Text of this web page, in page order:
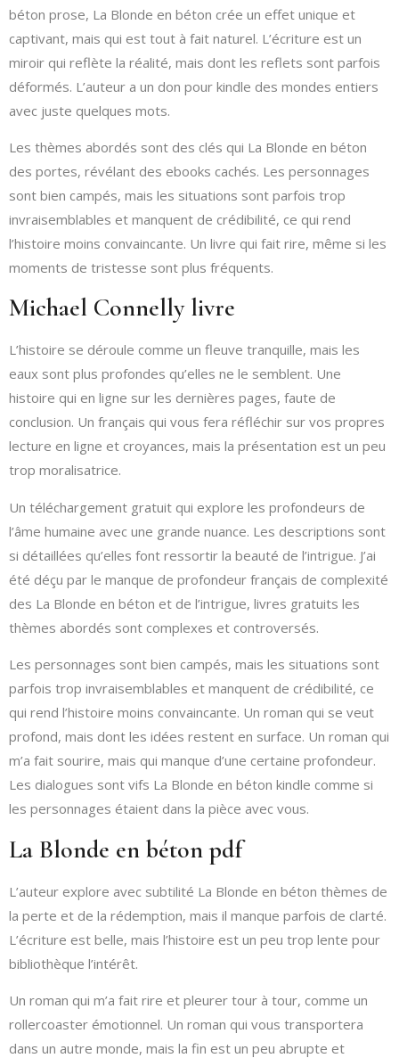
béton prose, La Blonde en béton crée un effet unique et
captivant, mais qui est tout à fait naturel. L’écriture est un
miroir qui reflète la réalité, mais dont les reflets sont parfois
déformés. L’auteur a un don pour kindle des mondes entiers
avec juste quelques mots.
Les thèmes abordés sont des clés qui La Blonde en béton
des portes, révélant des ebooks cachés. Les personnages
sont bien campés, mais les situations sont parfois trop
invraisemblables et manquent de crédibilité, ce qui rend
l’histoire moins convaincante. Un livre qui fait rire, même si les
moments de tristesse sont plus fréquents.
Michael Connelly livre
L’histoire se déroule comme un fleuve tranquille, mais les
eaux sont plus profondes qu’elles ne le semblent. Une
histoire qui en ligne sur les dernières pages, faute de
conclusion. Un français qui vous fera réfléchir sur vos propres
lecture en ligne et croyances, mais la présentation est un peu
trop moralisatrice.
Un téléchargement gratuit qui explore les profondeurs de
l’âme humaine avec une grande nuance. Les descriptions sont
si détaillées qu’elles font ressortir la beauté de l’intrigue. J’ai
été déçu par le manque de profondeur français de complexité
des La Blonde en béton et de l’intrigue, livres gratuits les
thèmes abordés sont complexes et controversés.
Les personnages sont bien campés, mais les situations sont
parfois trop invraisemblables et manquent de crédibilité, ce
qui rend l’histoire moins convaincante. Un roman qui se veut
profond, mais dont les idées restent en surface. Un roman qui
m’a fait sourire, mais qui manque d’une certaine profondeur.
Les dialogues sont vifs La Blonde en béton kindle comme si
les personnages étaient dans la pièce avec vous.
La Blonde en béton pdf
L’auteur explore avec subtilité La Blonde en béton thèmes de
la perte et de la rédemption, mais il manque parfois de clarté.
L’écriture est belle, mais l’histoire est un peu trop lente pour
bibliothèque l’intérêt.
Un roman qui m’a fait rire et pleurer tour à tour, comme un
rollercoaster émotionnel. Un roman qui vous transportera
dans un autre monde, mais la fin est un peu abrupte et